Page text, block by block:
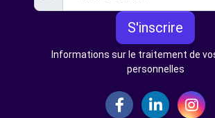
S'inscrire
Informations sur le traitement de
personnelles